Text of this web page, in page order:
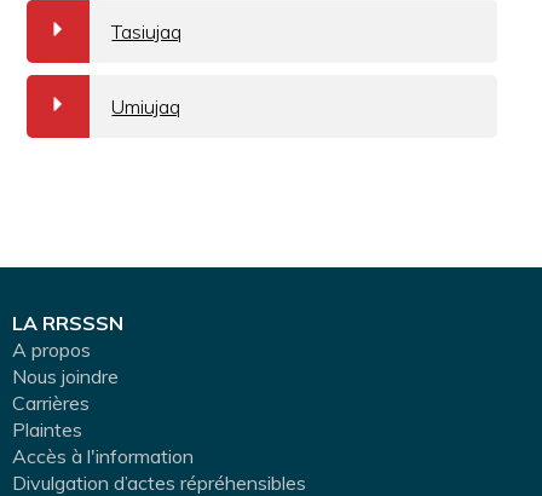
a Tasiujaq
a Umiujaq
LA RRSSSN
A propos
Nous joindre
Carrières
Plaintes
Accès à l'information
Divulgation d’actes répréhensibles